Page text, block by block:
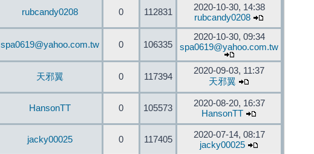
rubcandy0208 0 112831
2020-10-30, 14:38
rubcandy0208
spa0619@yahoo.com.tw 0 106335
2020-10-30, 09:34
spa0619@yahoo.com.tw
天邪翼 0 117394
2020-09-03, 11:37
天邪翼
HansonTT 0 105573
2020-08-20, 16:37
HansonTT
jacky00025 0 117405
2020-07-14, 08:17
jacky00025